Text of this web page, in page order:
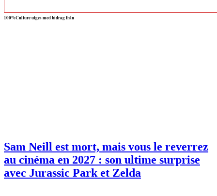
100%Culture utges med bidrag från
Sam Neill est mort, mais vous le reverrez
au cinéma en 2027 : son ultime surprise
avec Jurassic Park et Zelda